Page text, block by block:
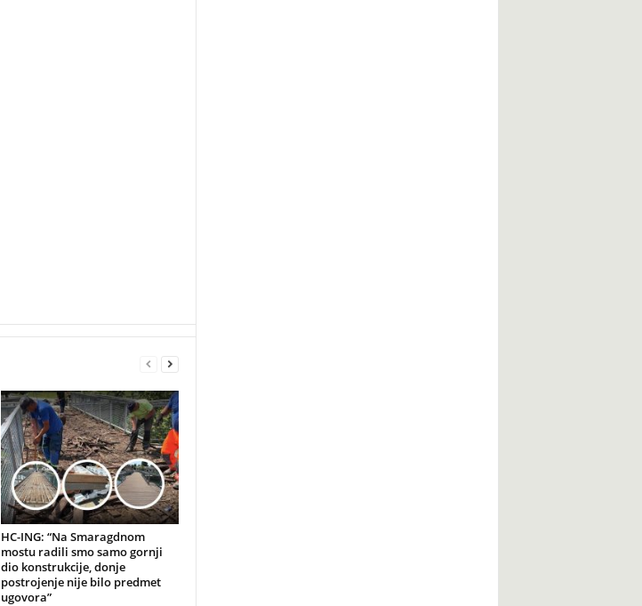
HC-ING: “Na Smaragdnom
mostu radili smo samo gornji
dio konstrukcije, donje
postrojenje nije bilo predmet
ugovora”